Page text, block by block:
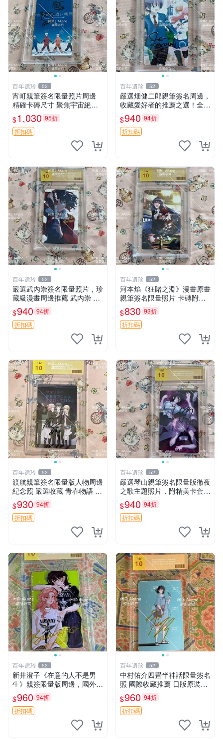
百年遺珍 52
宵町親筆簽名限量照片周邊
精確卡磚尺寸 聚焦宇宙絶版
收藏嚴選 宇宙 Signed 周邊
卡磚尺 限量收藏
$1,030 95折
折扣碼
百年遺珍 52
嚴選畑健二郎親筆簽名周邊，
收藏愛好者的推薦之選！全新
精美照片附卡套，尺寸合適便
攜。 畑健二郎 簽名 照片
$940 94折
折扣碼
百年遺珍 52
嚴選武內崇簽名限量照片，珍
藏級漫畫周邊推薦 武內崇 簽
名 畫像
$940 94折
折扣碼
百年遺珍 52
河本焰《狂賭之淵》漫畫原畫
親筆簽名限量照片 卡磚附送
狂賭之淵 動漫原畫 原創周邊
收藏品
$830 93折
折扣碼
百年遺珍 52
渡航親筆簽名限量版人物周邊
紀念照 嚴選收藏 青春物語 周
邊 簽名周邊
$930 94折
折扣碼
百年遺珍 52
嚴選琴山親筆簽名限量版徹夜
之歌主題照片，附精美卡套收
藏 徹夜之歌 限量簽名 經典卡
套
$940 94折
折扣碼
百年遺珍 52
新井澄子《在意的人不是男
生》親簽限量版周邊，國外傳
媒收藏原簽照，尺寸9cm×6c
m 推薦收藏 溫馨紀念 周邊照
片 在意的人不是男生 新井澄
$960 94折
折扣碼
百年遺珍 52
中村佑介四畳半神話限量簽名
照 國際收藏推薦 日版原裝尺
寸9cm 四疊半神話 中村佑介
佑介
$960 94折
折扣碼